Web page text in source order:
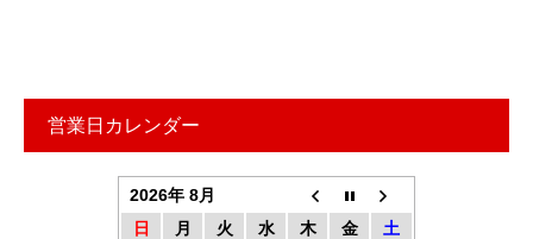
営業日カレンダー
2026年 8月
日
月 火 水 木 金
土